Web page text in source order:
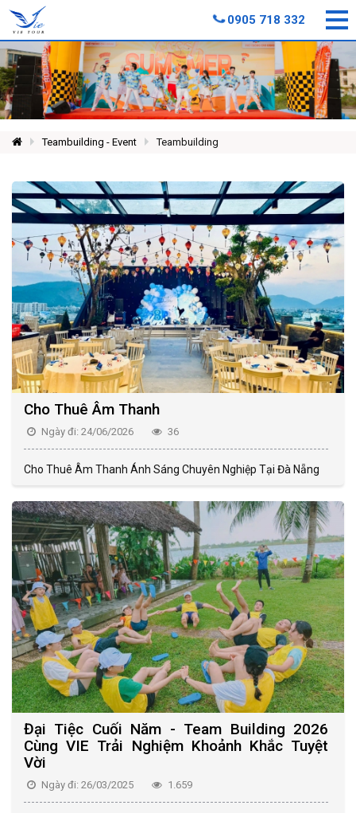
Teambuilding - Event Teambuilding
Cho Thuê Âm Thanh
Ngày đi: 24/06/2026 36
Cho Thuê Âm Thanh Ánh Sáng Chuyên Nghiệp Tại Đà Nẵng
Đại Tiệc Cuối Năm - Team Building 2026
Cùng VIE Trải Nghiệm Khoảnh Khắc Tuyệt
Vời
Ngày đi: 26/03/2025 1.659
0905 718 332